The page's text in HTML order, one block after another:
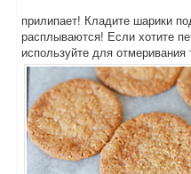
прилипает! Кладите шарики
расплываются! Если хотите
используйте для